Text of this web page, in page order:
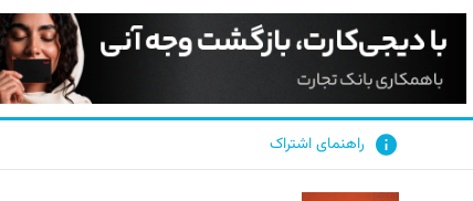
راهنمای اشتراک